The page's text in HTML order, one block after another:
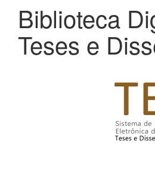
Biblioteca
Teses e